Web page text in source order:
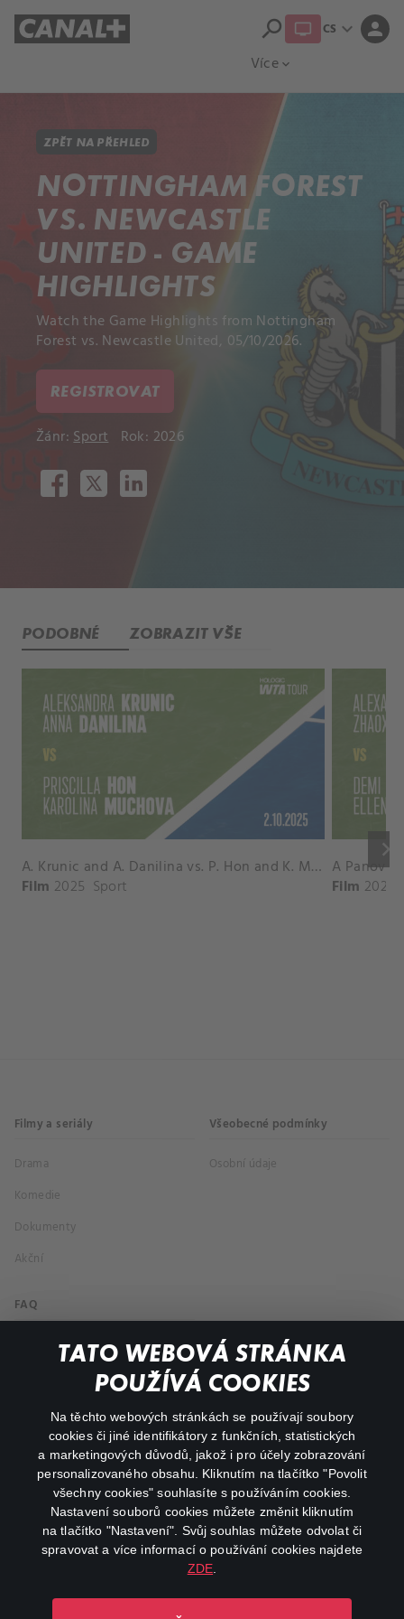
TATO WEBOVÁ STRÁNKA
POUŽÍVÁ COOKIES
Na těchto webových stránkách se používají soubory
cookies či jiné identifikátory z funkčních, statistických
a marketingových důvodů, jakož i pro účely zobrazování
personalizovaného obsahu. Kliknutím na tlačítko "Povolit
všechny cookies" souhlasíte s používáním cookies.
Nastavení souborů cookies můžete změnit kliknutím
na tlačítko "Nastavení". Svůj souhlas můžete odvolat či
spravovat a více informací o používání cookies najdete
ZDE
Více expand_more
search CS expand_more person
ZPĚT NA PŘEHLED
NOTTINGHAM FOREST
VS. NEWCASTLE
UNITED - GAME
HIGHLIGHTS
Watch the Game Highlights from Nottingham
Forest vs. Newcastle United, 05/10/2026.
REGISTROVAT
Žánr:Sport Rok: 2026
PODOBNÉ ZOBRAZIT VŠE
keyboard_arrow_right
A. Krunic and A. Danilina vs. P. Hon and K. Muchova Match Highlights - BEIJING_Capital Group Diamond ( October 02, 2025)
Film 2025 Sport Film 2026
Filmy a seriály
Drama
Komedie
Dokumenty
Akční
Všeobecné podmínky
Osobní údaje
FAQ
Můj účet
Důležité odkazy
facebookinstagram
youtube